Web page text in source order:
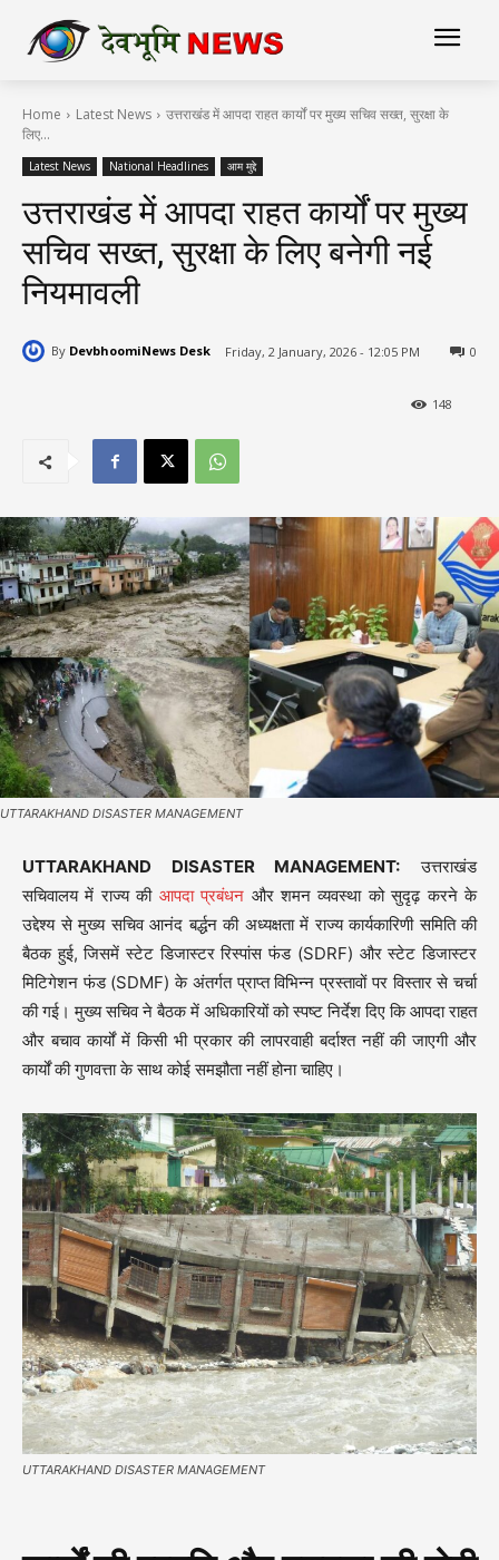
Home Latest News
उत्तराखंड में आपदा राहत कार्यों पर मुख्य सचिव सख्त, सुरक्षा के
लिए...
Latest News National Headlines आम मुद्दे
उत्तराखंड में आपदा राहत कार्यों पर मुख्य
सचिव सख्त, सुरक्षा के लिए बनेगी नई
नियमावली
By DevbhoomiNews Desk Friday, 2 January, 2026 - 12:05 PM 0
148
UTTARAKHAND DISASTER MANAGEMENT
UTTARAKHAND DISASTER MANAGEMENT: उत्तराखंड
सचिवालय में राज्य की आपदा प्रबंधन और शमन व्यवस्था को सुदृढ़ करने के
उद्देश्य से मुख्य सचिव आनंद बर्द्धन की अध्यक्षता में राज्य कार्यकारिणी समिति की
बैठक हुई, जिसमें स्टेट डिजास्टर रिस्पांस फंड (SDRF) और स्टेट डिजास्टर
मिटिगेशन फंड (SDMF) के अंतर्गत प्राप्त विभिन्न प्रस्तावों पर विस्तार से चर्चा
की गई। मुख्य सचिव ने बैठक में अधिकारियों को स्पष्ट निर्देश दिए कि आपदा राहत
और बचाव कार्यों में किसी भी प्रकार की लापरवाही बर्दाश्त नहीं की जाएगी और
कार्यों की गुणवत्ता के साथ कोई समझौता नहीं होना चाहिए।
UTTARAKHAND DISASTER MANAGEMENT